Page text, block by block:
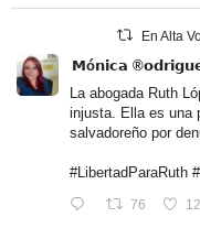
En Alta
𝗠ó𝗻𝗶𝗰𝗮
La abogada Ruth
injusta. Ella es una
salvadoreño por
#LibertadParaRuth
76